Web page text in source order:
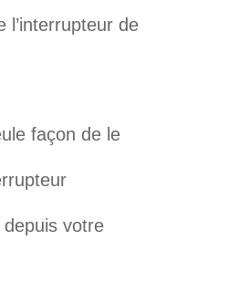
l’interrupteur de
façon de le
votre